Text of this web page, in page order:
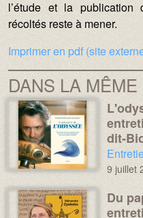
l’étude et la
récoltés reste à mener.
Imprimer en pdf (site
DANS LA
Média :
Image :
dit-
9 juillet
Média :
Image :
Du